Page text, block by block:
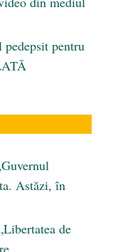
pentru
Astăzi, în
de